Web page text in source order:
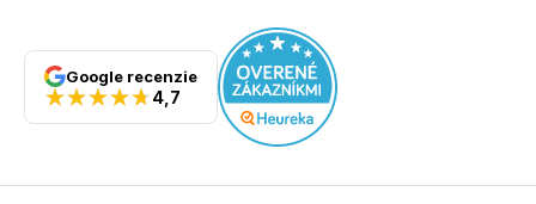
Google recenzie
4,7